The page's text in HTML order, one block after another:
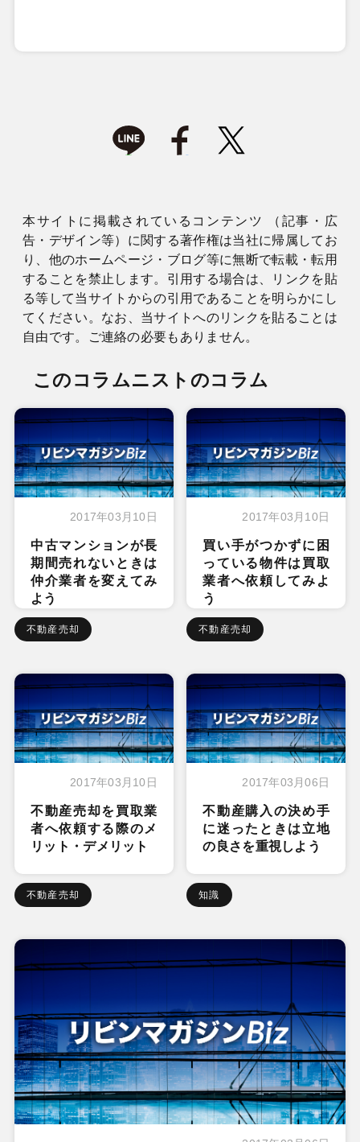
本サイトに掲載されているコンテンツ （記事・広
告・デザイン等）に関する著作権は当社に帰属してお
り、他のホームページ・ブログ等に無断で転載・転用
することを禁止します。引用する場合は、リンクを貼
る等して当サイトからの引用であることを明らかにし
てください。なお、当サイトへのリンクを貼ることは
自由です。ご連絡の必要もありません。
このコラムニストのコラム
2017年03月10日
中古マンションが長
期間売れないときは
仲介業者を変えてみ
よう
不動産売却
2017年03月10日
買い手がつかずに困
っている物件は買取
業者へ依頼してみよ
う
不動産売却
2017年03月10日
不動産売却を買取業
者へ依頼する際のメ
リット・デメリット
不動産売却
2017年03月06日
不動産購入の決め手
に迷ったときは立地
の良さを重視しよう
知識